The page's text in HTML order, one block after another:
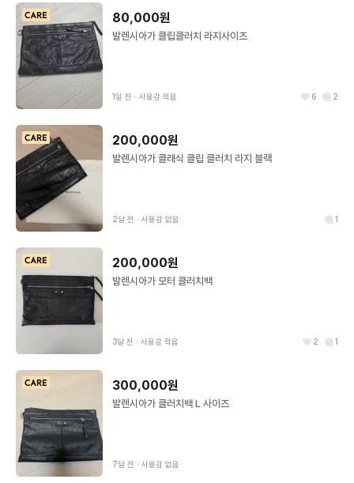
80,000원
발렌시아가 클립클러치 라지사이즈
1일 전 ∙ 사용감 적음 6 2
200,000원
발렌시아가 클래식 클립 클러치 라지 블랙
2달 전 ∙ 사용감 없음 1
200,000원
발렌시아가 모터 클러치백
3달 전 ∙ 사용감 적음 2 1
300,000원
발렌시아가 클러치백 L 사이즈
7달 전 ∙ 사용감 없음